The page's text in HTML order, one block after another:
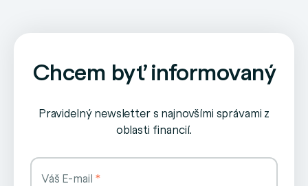
Chcem byť informovaný
Pravidelný newsletter s najnovšími správami z
oblasti financií.
Váš E-mail